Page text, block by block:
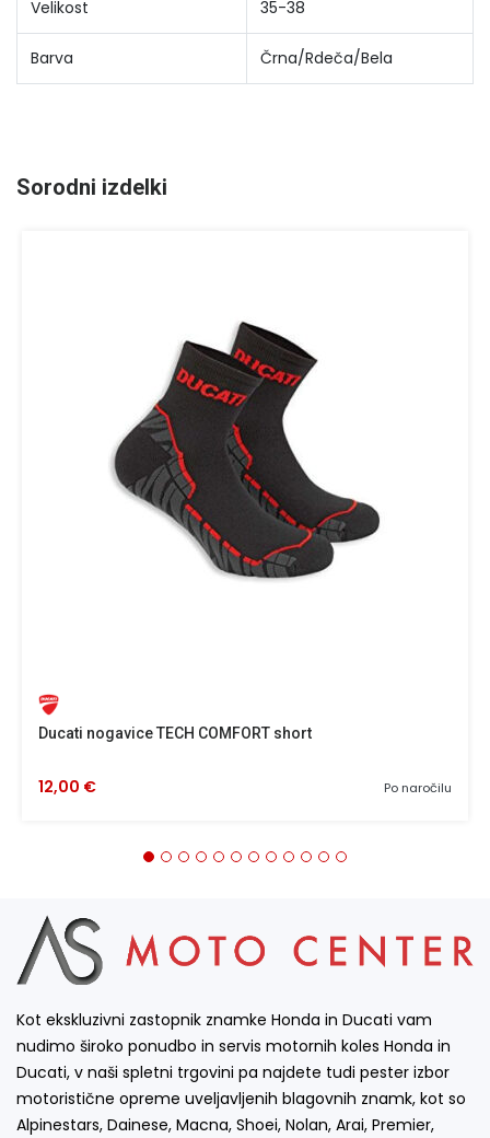
Velikost 35-38
Barva Črna/Rdeča/Bela
Sorodni izdelki
Ducati nogavice TECH COMFORT short
Po naročilu
12,00 €
Kot ekskluzivni zastopnik znamke Honda in Ducati vam
nudimo široko ponudbo in servis motornih koles Honda in
Ducati, v naši spletni trgovini pa najdete tudi pester izbor
motoristične opreme uveljavljenih blagovnih znamk, kot so
Alpinestars, Dainese, Macna, Shoei, Nolan, Arai, Premier,